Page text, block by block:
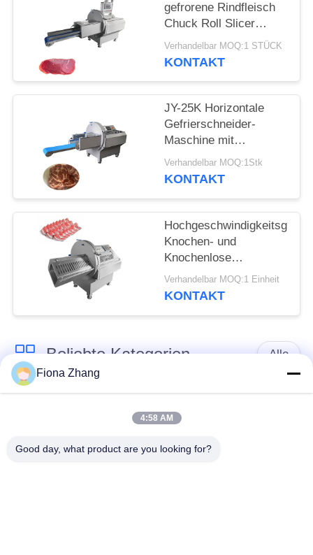
DATENSCHUTZRICHTLINIE
gefrorene Rindfleisch
Chuck Roll Slicer
Maschine mit 0,5-
30mm verstellbare
Verhandelbar MOQ:1 STÜCK
KONTAKT
JY-25K Horizontale
Gefrierschneider-
Maschine mit
Auslaufband für
Verhandelbar MOQ:1Stk
KONTAKT
Knochen- und
Knochenlose
Schneidmaschine für
gefrorenes Fleisch mit
Verhandelbar MOQ:1 Einheit
KONTAKT
Beliebte Kategorien Alle
Ausrüstung
Fiona Zhang
4:58 AM
Good day, what product are you looking for?